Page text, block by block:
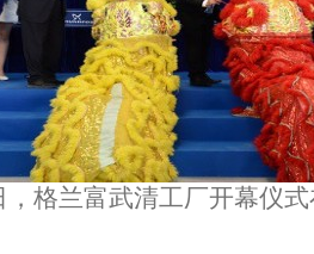
格兰富武清工厂开幕仪